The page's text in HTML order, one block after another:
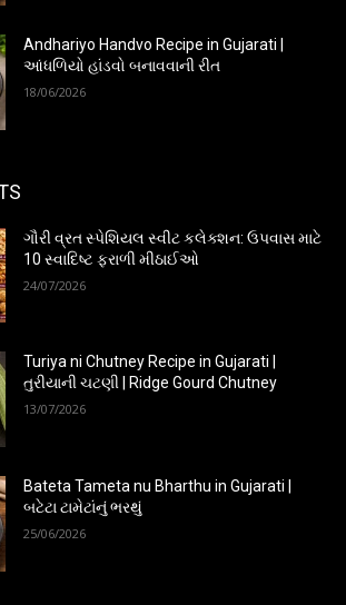
Andhariyo Handvo Recipe in Gujarati |
આંધળિયો હાંડવો બનાવવાની રીત
18/06/2026
ગૌરી વ્રત સ્પેશિયલ સ્વીટ કલેક્શન: ઉપવાસ માટે
10 સ્વાદિષ્ટ ફરાળી મીઠાઈઓ
24/07/2026
Turiya ni Chutney Recipe in Gujarati |
તુરીયાની ચટણી | Ridge Gourd Chutney
13/07/2026
Bateta Tameta nu Bharthu in Gujarati |
બટેટા ટામેટાંનું ભરથું
25/06/2026